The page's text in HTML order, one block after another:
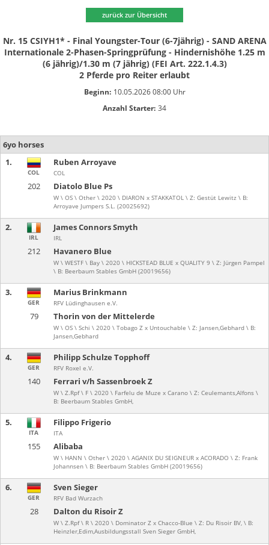
zurück zur Übersicht
Nr. 15 CSIYH1* - Final Youngster-Tour (6-7jährig) - SAND ARENA
Internationale 2-Phasen-Springprüfung - Hindernishöhe 1.25 m
(6 jährig)/1.30 m (7 jährig) (FEI Art. 222.1.4.3)
2 Pferde pro Reiter erlaubt
Beginn: 10.05.2026 08:00 Uhr
Anzahl Starter: 34
6yo horses
1.
202 Diatolo Blue Ps
W \ OS \ Other \ 2020 \ DIARON x STAKKATOL \ Z: Gestüt Lewitz \ B:
Arroyave Jumpers S.L. (20025692)
COL
Ruben Arroyave
COL
2.
212 Havanero Blue
W \ WESTF \ Bay \ 2020 \ HICKSTEAD BLUE x QUALITY 9 \ Z: Jürgen Pampel
\ B: Beerbaum Stables GmbH (20019656)
IRL
James Connors Smyth
IRL
3.
79 Thorin von der Mittelerde
W \ OS \ Schi \ 2020 \ Tobago Z x Untouchable \ Z: Jansen,Gebhard \ B:
Jansen,Gebhard
GER
Marius Brinkmann
RFV Lüdinghausen e.V.
4.
140 Ferrari v/h Sassenbroek Z
W \ Z.Rpf \ F \ 2020 \ Farfelu de Muze x Carano \ Z: Ceulemants,Alfons \
B: Beerbaum Stables GmbH,
GER
Philipp Schulze Topphoff
RFV Roxel e.V.
5.
155 Alibaba
W \ HANN \ Other \ 2020 \ AGANIX DU SEIGNEUR x ACORADO \ Z: Frank
Johannsen \ B: Beerbaum Stables GmbH (20019656)
ITA
Filippo Frigerio
ITA
6.
28 Dalton du Risoir Z
W \ Z.Rpf \ R \ 2020 \ Dominator Z x Chacco-Blue \ Z: Du Risoir BV, \ B:
Heinzler,Edim,Ausbildungsstall Sven Sieger GmbH,
GER
Sven Sieger
RFV Bad Wurzach